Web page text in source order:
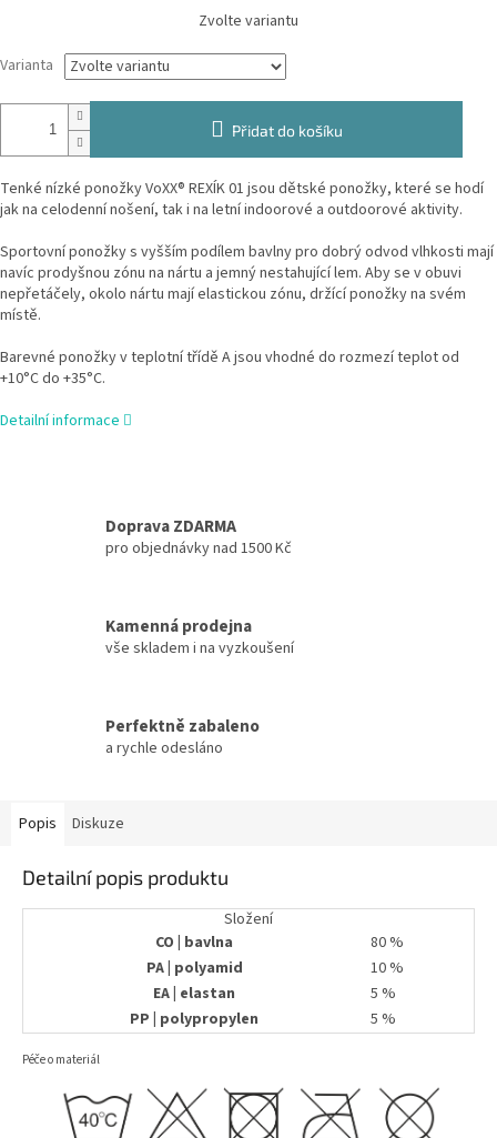
Měrná
cena:
Zvolte variantu
Varianta
Přidat do košíku
Tenké nízké ponožky VoXX® REXÍK 01 jsou dětské ponožky, které se hodí
jak na celodenní nošení, tak i na letní indoorové a outdoorové aktivity.
Sportovní ponožky s vyšším podílem bavlny pro dobrý odvod vlhkosti mají
navíc prodyšnou zónu na nártu a jemný nestahující lem. Aby se v obuvi
nepřetáčely, okolo nártu mají elastickou zónu, držící ponožky na svém
místě.
Barevné ponožky v teplotní třídě A jsou vhodné do rozmezí teplot od
+10°C do +35°C.
Detailní informace
Doprava ZDARMA
pro objednávky nad 1500 Kč
Kamenná prodejna
vše skladem i na vyzkoušení
Perfektně zabaleno
a rychle odesláno
Popis Diskuze
Detailní popis produktu
Složení
CO | bavlna
80 %
PA | polyamid
10 %
EA | elastan
5 %
PP | polypropylen
5 %
Péče o materiál